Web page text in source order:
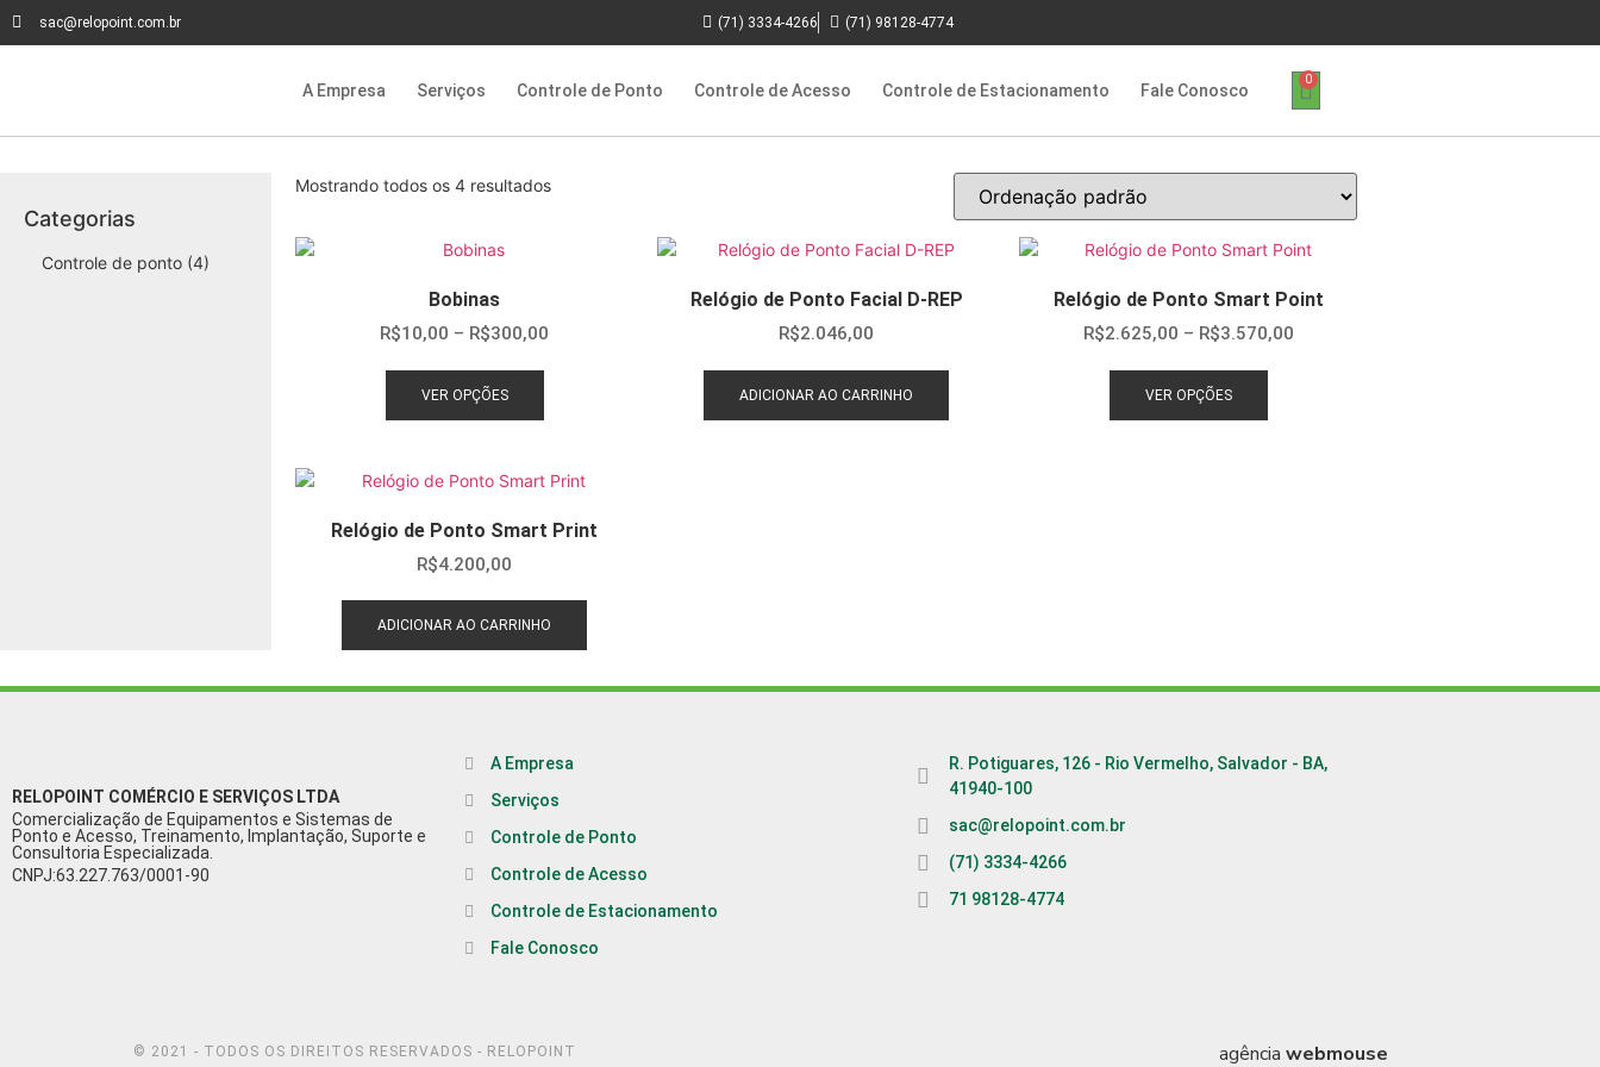
sac@relopoint.com.br (71) 3334-4266 (71) 98128-4774
A Empresa Serviços Controle de Ponto Controle de Acesso Controle de Estacionamento Fale Conosco
0
Categorias
Controle de ponto (4)
Mostrando todos os 4 resultados
Bobinas
R$10,00 – R$300,00
VER OPÇÕES
Relógio de Ponto Facial D-REP
R$2.046,00
ADICIONAR AO CARRINHO
Relógio de Ponto Smart Point
R$2.625,00 – R$3.570,00
VER OPÇÕES
Relógio de Ponto Smart Print
R$4.200,00
ADICIONAR AO CARRINHO
RELOPOINT COMÉRCIO E SERVIÇOS LTDA
Comercialização de Equipamentos e Sistemas de
Ponto e Acesso, Treinamento, Implantação, Suporte e
Consultoria Especializada.
CNPJ:63.227.763/0001-90
A Empresa
Serviços
Controle de Ponto
Controle de Acesso
Controle de Estacionamento
Fale Conosco
R. Potiguares, 126 - Rio Vermelho, Salvador - BA,
41940-100
sac@relopoint.com.br
(71) 3334-4266
71 98128-4774
© 2021 - TODOS OS DIREITOS RESERVADOS - RELOPOINT agência webmouse